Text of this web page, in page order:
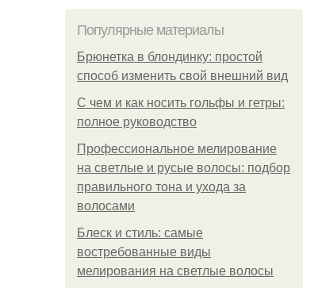
Популярные материалы
Брюнетка в блондинку: простой
способ изменить свой внешний вид
С чем и как носить гольфы и гетры:
полное руководство
Профессиональное мелирование
на светлые и русые волосы: подбор
правильного тона и ухода за
волосами
Блеск и стиль: самые
востребованные виды
мелирования на светлые волосы